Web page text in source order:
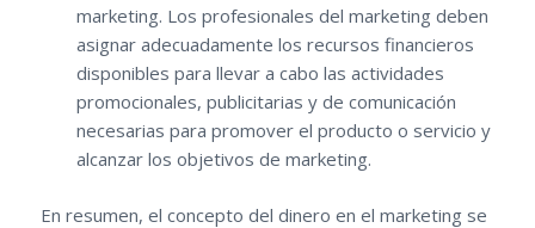
marketing. Los profesionales del marketing deben
asignar adecuadamente los recursos financieros
disponibles para llevar a cabo las actividades
promocionales, publicitarias y de comunicación
necesarias para promover el producto o servicio y
alcanzar los objetivos de marketing.
En resumen, el concepto del dinero en el marketing se